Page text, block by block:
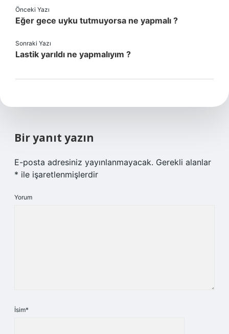
Önceki Yazı
Eğer gece uyku tutmuyorsa ne yapmalı ?
Sonraki Yazı
Lastik yarıldı ne yapmalıyım ?
Bir yanıt yazın
E-posta adresiniz yayınlanmayacak. Gerekli alanlar
* ile işaretlenmişlerdir
Yorum
İsim*